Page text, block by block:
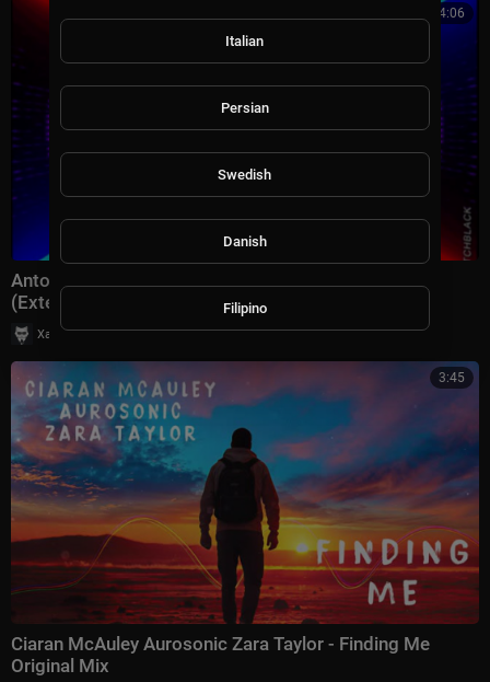
4:06
Anton Pallmer Synaptic Space — If I Wanted To
(Extended Mix)
Хаус Рычалкин | 36 просмотры
3:45
Ciaran McAuley Aurosonic Zara Taylor - Finding Me
Original Mix
Italian
Persian
Swedish
Danish
Filipino